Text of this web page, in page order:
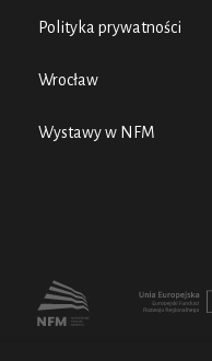
Polityka prywatności
Wrocław
Wystawy w NFM